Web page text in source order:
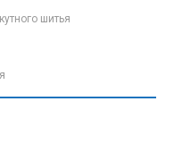
шитья